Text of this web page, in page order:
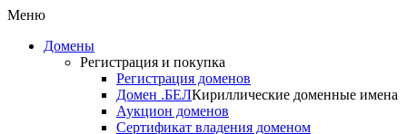
Меню
Домены
Регистрация и покупка
Регистрация доменов
Домен .БЕЛКириллические доменные имена
Аукцион доменов
Сертификат владения доменом